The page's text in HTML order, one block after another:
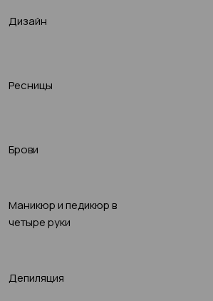
Дизайн
Ресницы
Брови
Маникюр и педикюр в
четыре руки
Депиляция